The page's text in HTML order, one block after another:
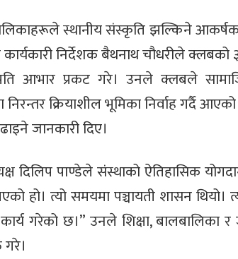
स्थानीय संस्कृति झल्किने आकर्षक
निर्देशक बैथनाथ चौधरीले क्लबको
आभार प्रकट गरे। उनले क्लबले
क्रियाशील भूमिका निर्वाह गर्दै
जानकारी दिए।
दिलिप पाण्डेले संस्थाको ऐतिहासिक
हो। त्यो समयमा पञ्चायती शासन
गरेको छ।” उनले शिक्षा, बालबालिका र